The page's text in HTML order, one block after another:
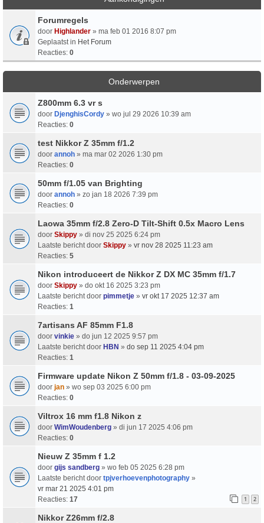
Forumregels
door Highlander » ma feb 01 2016 8:07 pm
Geplaatst in Het Forum
Reacties: 0
Onderwerpen
Z800mm 6.3 vr s
door DjenghisCordy » wo jul 29 2026 10:39 am
Reacties: 0
test Nikkor Z 35mm f/1.2
door annoh » ma mar 02 2026 1:30 pm
Reacties: 0
50mm f/1.05 van Brighting
door annoh » zo jan 18 2026 7:39 pm
Reacties: 0
Laowa 35mm f/2.8 Zero-D Tilt-Shift 0.5x Macro Lens
door Skippy » di nov 25 2025 6:24 pm
Laatste bericht door Skippy » vr nov 28 2025 11:23 am
Reacties: 5
Nikon introduceert de Nikkor Z DX MC 35mm f/1.7
door Skippy » do okt 16 2025 3:23 pm
Laatste bericht door pimmetje » vr okt 17 2025 12:37 am
Reacties: 1
7artisans AF 85mm F1.8
door vinkie » do jun 12 2025 9:57 pm
Laatste bericht door HBN » do sep 11 2025 4:04 pm
Reacties: 1
Firmware update Nikon Z 50mm f/1.8 - 03-09-2025
door jan » wo sep 03 2025 6:00 pm
Reacties: 0
Viltrox 16 mm f1.8 Nikon z
door WimWoudenberg » di jun 17 2025 4:06 pm
Reacties: 0
Nieuw Z 35mm f 1.2
door gijs sandberg » wo feb 05 2025 6:28 pm
Laatste bericht door tpjverhoevenphotography »
vr mar 21 2025 4:01 pm
Reacties: 17 1 2
Nikkor Z26mm f/2.8